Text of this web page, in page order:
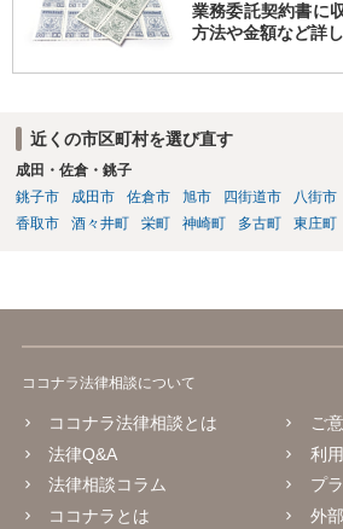
業務委託契約書に
方法や金額など詳
近くの市区町村を選び直す
成田・佐倉・銚子
銚子市
成田市 佐倉市 旭市 四街道市 八街市
香取市
酒々井町 栄町 神崎町 多古町 東庄町
ココナラ法律相談について
ココナラ法律相談とは
法律Q&A
法律相談コラム
ココナラとは
ご
利
プ
外